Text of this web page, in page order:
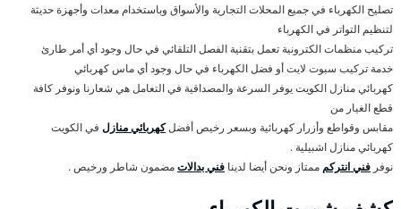
تصليح الكهرباء في جميع المحلات التجارية والأسواق وباستخدام معدات وأجهزة حديثة
لتنظيم التواتر في الكهرباء
تركيب منظمات الكترونية تعمل بتقنية الفصل التلقائي في حال وجود أي أمر طارئ
خدمة تركيب سبوت لايت أو فضل الكهرباء في حال وجود أي ماس كهربائي
كهربائي منازل الكويت يوفر السرعة والمصداقية في التعامل هي شعارنا ونوفر كافة
قطع الغيار من
مقابس وقواطع وأزرار كهربائية وبسعر رخيص أفضلكهربائي منازل في الكويت
كهربائي منازل اشبيلية .
نوفر فني انتركم ممتاز ونحن أيضا لدينا فني بدالاتمضمون شاطر ورخيص .